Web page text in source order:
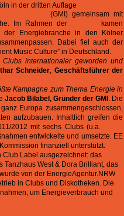
in der dritten Auflage
(GMI) gemeinsam mit
Im Rahmen der
kamen
der Energiebranche in den Kölner
Dabei fiel auch der
Music Culture” in Deutschland.
internationaler geworden und
Schneider Geschäftsführer der
Kampagne zum Thema Energie in
Jacob Bilabel, Gründer der GMI . Die
Europa zusammengeschlossen,
aufzubauen. Inhaltlich greifen die
2012 mit sechs Clubs (u.a.
entwickelte und umsetzte. EE
finanziell unterstützt.
Club Label ausgezeichnet: das
Tanzhaus West & Dora Brilliant, das
von der EnergieAgentur.NRW
in Clubs und Diskotheken. Die
um Energieverbrauch und